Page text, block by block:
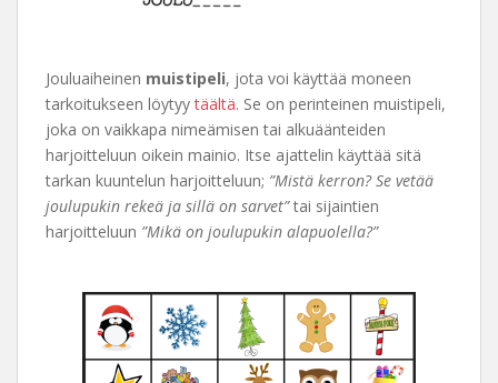
Jouluaiheinen muistipeli, jota voi käyttää moneen
tarkoitukseen löytyytäältä. Se on perinteinen muistipeli,
joka on vaikkapa nimeämisen tai alkuäänteiden
harjoitteluun oikein mainio. Itse ajattelin käyttää sitä
tarkan kuuntelun harjoitteluun; ”Mistä kerron? Se vetää
joulupukin rekeä ja sillä on sarvet”tai sijaintien
harjoitteluun ”Mikä on joulupukin alapuolella?”